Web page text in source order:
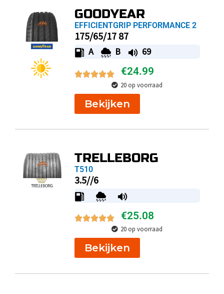
GOODYEAR
EFFICIENTGRIP PERFORMANCE 2
175/65/17 87
A B 69
€24.99
20 op voorraad
Bekijken
TRELLEBORG
T510
3.5//6
€25.08
20 op voorraad
Bekijken